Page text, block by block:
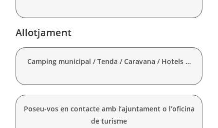
Allotjament
Camping municipal / Tenda / Caravana / Hotels …
Poseu-vos en contacte amb l’ajuntament o l’oficina
de turisme